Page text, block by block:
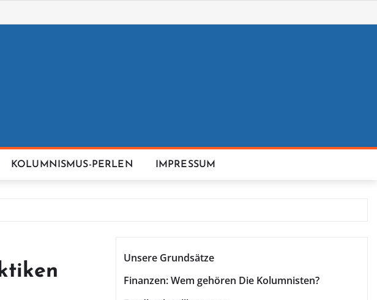
KOLUMNISMUS-PERLEN IMPRESSUM
Unsere Grundsätze
Finanzen: Wem gehören Die Kolumnisten?